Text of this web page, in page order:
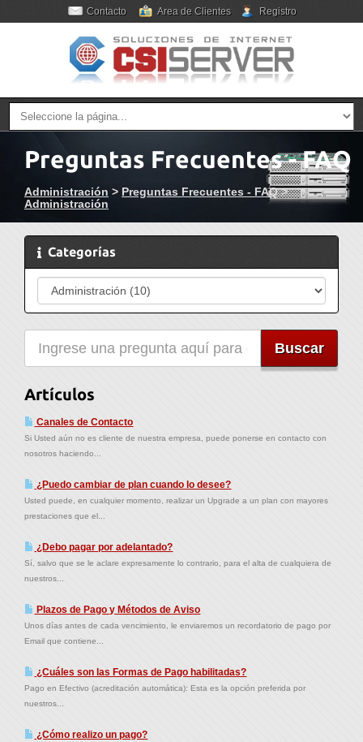
Contacto Area de Clientes Registro
Preguntas Frecuentes - FAQ
Administración > Preguntas Frecuentes - FAQ>
Administración
Categorías
Artículos
Canales de Contacto
Si Usted aún no es cliente de nuestra empresa, puede ponerse en contacto con
nosotros haciendo...
¿Puedo cambiar de plan cuando lo desee?
Usted puede, en cualquier momento, realizar un Upgrade a un plan con mayores
prestaciones que el...
¿Debo pagar por adelantado?
Sí, salvo que se le aclare expresamente lo contrario, para el alta de cualquiera de
nuestros...
Plazos de Pago y Métodos de Aviso
Unos días antes de cada vencimiento, le enviaremos un recordatorio de pago por
Email que contiene...
¿Cuáles son las Formas de Pago habilitadas?
Pago en Efectivo (acreditación automática): Esta es la opción preferida por
nuestros...
¿Cómo realizo un pago?